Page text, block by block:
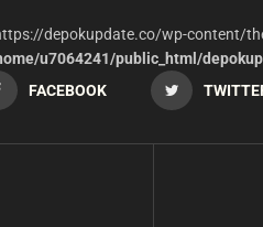
depokupdate.co/wp-content/
u7064241/public_html/
FACEBOOK